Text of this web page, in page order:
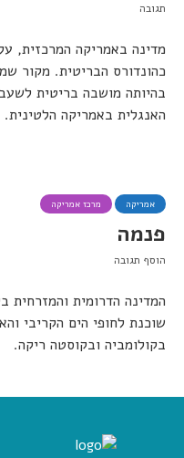
תגובה
מדינה באמריקה המרכזית,
כהונדורס הבריטית. מקור
בהיותה מושבה בריטית
האנגלית באמריקה הלטינית.
אמריקה מרכז אמריקה
פנמה
הוסף תגובה
המדינה הדרומית והמזרחית
שוכנת לחופי הים הקריבי
בקולומביה ובקוסטה ריקה.